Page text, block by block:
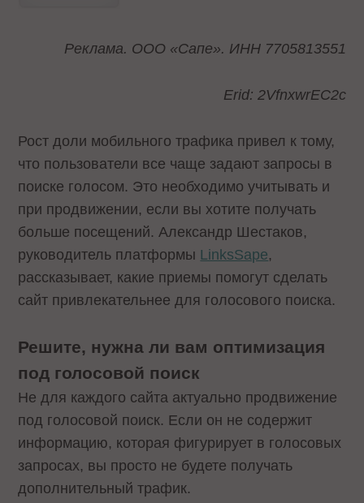
Реклама. ООО «Сапе». ИНН 7705813551
Erid: 2VfnxwrEC2c
Рост доли мобильного трафика привел к тому,
что пользователи все чаще задают запросы в
поиске голосом. Это необходимо учитывать и
при продвижении, если вы хотите получать
больше посещений. Александр Шестаков,
руководитель платформы LinksSape,
рассказывает, какие приемы помогут сделать
сайт привлекательнее для голосового поиска.
Решите, нужна ли вам оптимизация
под голосовой поиск
Не для каждого сайта актуально продвижение
под голосовой поиск. Если он не содержит
информацию, которая фигурирует в голосовых
запросах, вы просто не будете получать
дополнительный трафик.